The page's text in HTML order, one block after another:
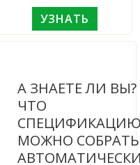
УЗНАТЬ
А ЗНАЕТЕ ЛИ ВЫ?
ЧТО
МОЖНО СОБРАТЬ